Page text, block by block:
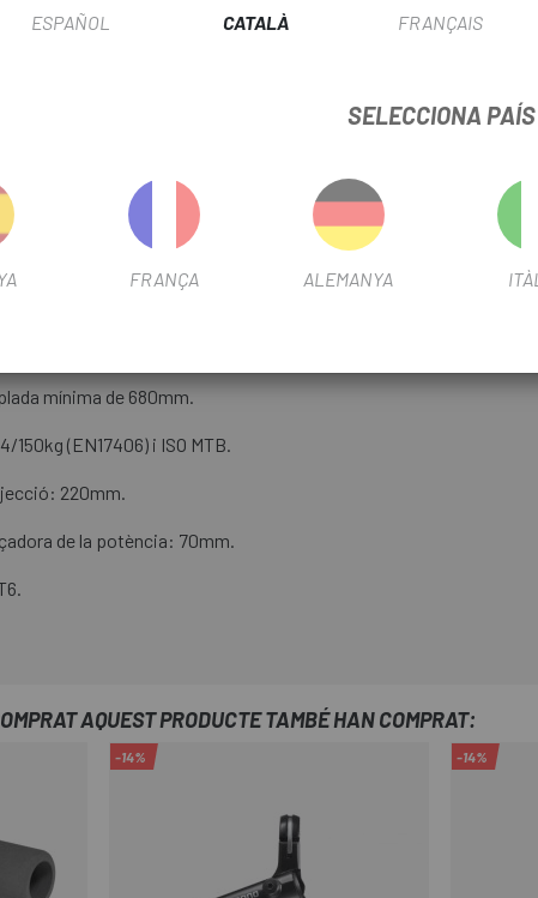
15°.
5°.
mínima de 680mm.
(EN17406) i ISO MTB.
220mm.
de la potència: 70mm.
AQUEST PRODUCTE TAMBÉ HAN COMPRAT:
-14% -14%
ESPAÑOL CATALÀ FRANÇAIS
SELECCIONA PAÍS
FRANÇA ALEMANYA